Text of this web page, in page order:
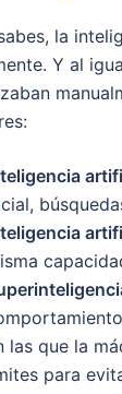
la
Y al
las que la
para